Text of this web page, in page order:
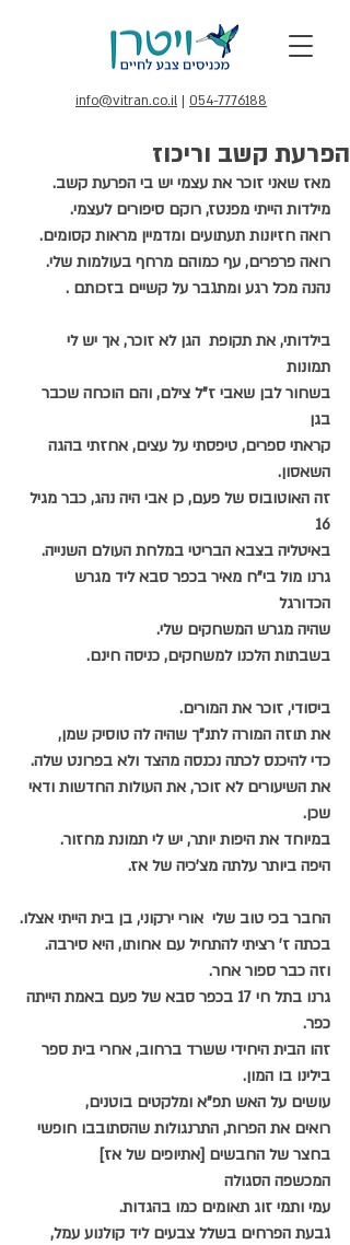
info@vitran.co.il | 054-7776188
הפרעת קשב וריכוז
מאז שאני זוכר את עצמי יש בי הפרעת קשב.
מילדות הייתי מפנטז, רוקם סיפורים לעצמי.
רואה חזיונות תעתועים ומדמיין מראות קסומים.
רואה פרפרים, עף כמוהם מרחף בעולמות שלי.
נהנה מכל רגע ומתגבר על קשיים בזכותם .
בילדותי, את תקופת  הגן לא זוכר, אך יש לי
תמונות
בשחור לבן שאבי ז"ל צילם, והם הוכחה שכבר
בגן
קראתי ספרים, טיפסתי על עצים, אחזתי בהגה
השאסון.
זה האוטובוס של פעם, כן אבי היה נהג, כבר מגיל
16
באיטליה בצבא הבריטי במלחת העולם השנייה.
גרנו מול בי"ח מאיר בכפר סבא ליד מגרש
הכדורגל
שהיה מגרש המשחקים שלי.
בשבתות הלכנו למשחקים, כניסה חינם.
ביסודי, זוכר את המורים.
את תוזה המורה לתנ"ך שהיה לה טוסיק שמן,
כדי להיכנס לכתה נכנסה מהצד ולא בפרונט שלה.
את השיעורים לא זוכר, את העולות החדשות ודאי
שכן.
במיוחד את היפות יותר, יש לי תמונת מחזור.
היפה ביותר עלתה מצ'כיה של אז.
החבר בכי טוב שלי  אורי ירקוני, בן בית הייתי אצלו.
בכתה ז' רציתי להתחיל עם אחותו, היא סירבה.
וזה כבר ספור אחר.
גרנו בתל חי 17 בכפר סבא של פעם באמת הייתה
כפר.
זהו הבית היחידי ששרד ברחוב, אחרי בית ספר
בילינו בו המון.
עושים על האש תפ"א ומלקטים בוטנים,
רואים את הפרות, התרנגולות שהסתובבו חופשי
בחצר של החבשים [אתיופים של אז]
המכשפה הסגולה
עמי ותמי זוג תאומים כמו בהגדות.
גבעת הפרחים בשלל צבעים ליד קולנוע עמל,